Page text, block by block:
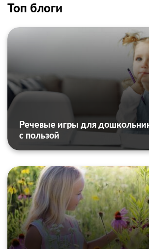
Топ блоги
Речевые игры для
с пользой